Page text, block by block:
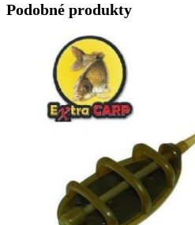
Podobné produkty